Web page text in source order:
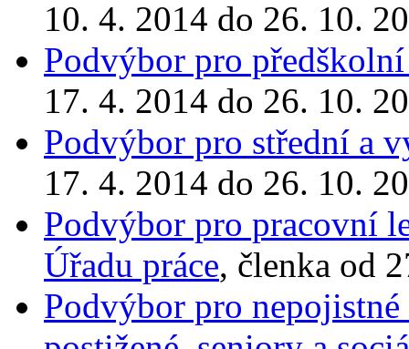
10. 4. 2014 do 26. 10.
Podvýbor pro
17. 4. 2014 do 26. 10.
Podvýbor pro střední a
17. 4. 2014 do 26. 10.
Podvýbor pro pracovní
Úřadu práce, členka od
Podvýbor pro